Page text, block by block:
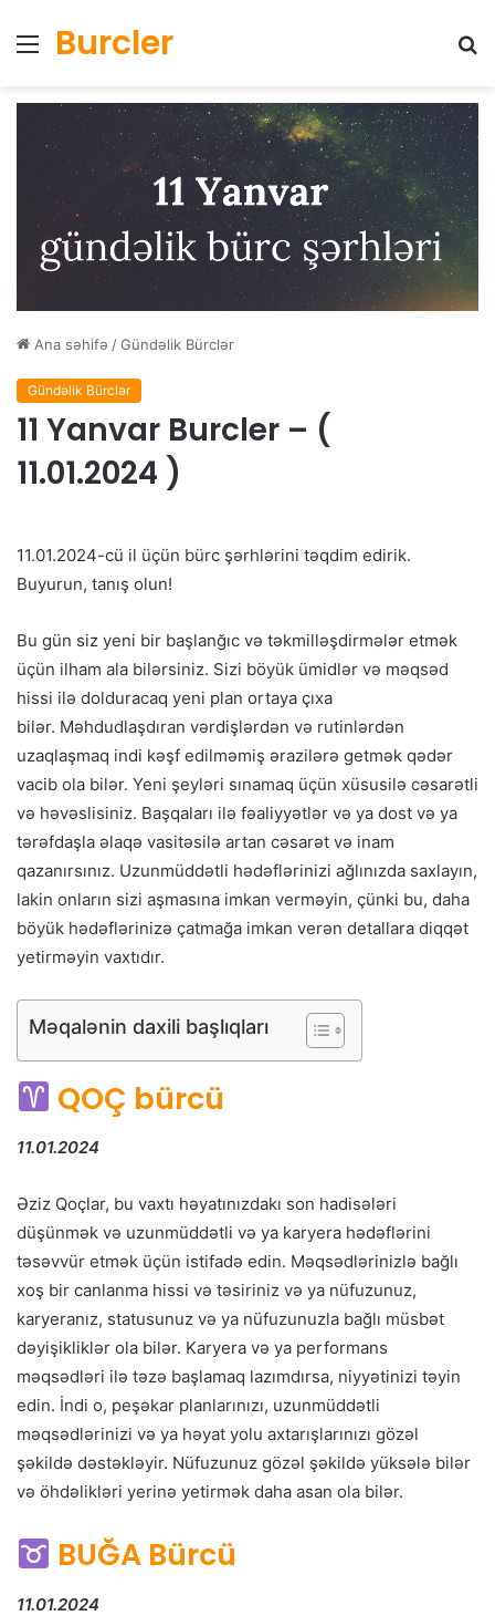
Menyu
Burcler
Ana səhifə /Gündəlik Bürclər
Gündəlik Bürclər
11 Yanvar Burcler – (
11.01.2024 )
11.01.2024-cü il üçün bürc şərhlərini təqdim edirik.
Buyurun, tanış olun!
Bu gün siz yeni bir başlanğıc və təkmilləşdirmələr etmək
üçün ilham ala bilərsiniz. Sizi böyük ümidlər və məqsəd
hissi ilə dolduracaq yeni plan ortaya çıxa
bilər. Məhdudlaşdıran vərdişlərdən və rutinlərdən
uzaqlaşmaq indi kəşf edilməmiş ərazilərə getmək qədər
vacib ola bilər. Yeni şeyləri sınamaq üçün xüsusilə cəsarətli
və həvəslisiniz. Başqaları ilə fəaliyyətlər və ya dost və ya
tərəfdaşla əlaqə vasitəsilə artan cəsarət və inam
qazanırsınız. Uzunmüddətli hədəflərinizi ağlınızda saxlayın,
lakin onların sizi aşmasına imkan verməyin, çünki bu, daha
böyük hədəflərinizə çatmağa imkan verən detallara diqqət
yetirməyin vaxtıdır.
Məqalənin daxili başlıqları
QOÇ bürcü
11.01.2024
Əziz Qoçlar, bu vaxtı həyatınızdakı son hadisələri
düşünmək və uzunmüddətli və ya karyera hədəflərini
təsəvvür etmək üçün istifadə edin. Məqsədlərinizlə bağlı
xoş bir canlanma hissi və təsiriniz və ya nüfuzunuz,
karyeranız, statusunuz və ya nüfuzunuzla bağlı müsbət
dəyişikliklər ola bilər. Karyera və ya performans
məqsədləri ilə təzə başlamaq lazımdırsa, niyyətinizi təyin
edin. İndi o, peşəkar planlarınızı, uzunmüddətli
məqsədlərinizi və ya həyat yolu axtarışlarınızı gözəl
şəkildə dəstəkləyir. Nüfuzunuz gözəl şəkildə yüksələ bilər
və öhdəlikləri yerinə yetirmək daha asan ola bilər.
BUĞA Bürcü
11.01.2024